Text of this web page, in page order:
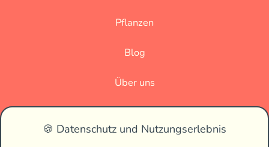
🍪 Datenschutz und Nutzungserlebnis
Pflanzen
Blog
Über uns